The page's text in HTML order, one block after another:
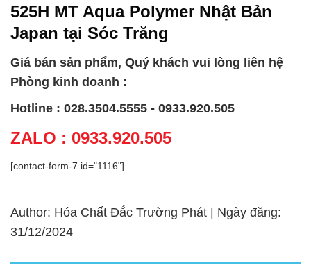
525H MT Aqua Polymer Nhật Bản
Japan tại Sóc Trăng
Giá bán sản phẩm, Quý khách vui lòng liên hệ
Phòng kinh doanh :
Hotline : 028.3504.5555 - 0933.920.505
ZALO : 0933.920.505
[contact-form-7 id="1116"]
Author: Hóa Chất Đắc Trường Phát | Ngày đăng:
31/12/2024